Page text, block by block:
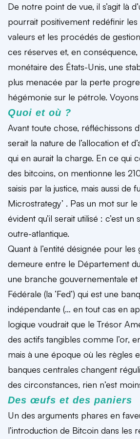
De notre point de vue, il s’agit là
pourrait positivement redéfinir
valeurs et les procédés de
ces réserves et, en conséquence,
monétaire des États-Unis, une
plus menacée par la perte
hégémonie sur le pétrole.
Quoi et où ?
Avant toute chose, réfléchissons
serait la nature de l’allocation et
qui en aurait la charge. En ce qui
des bitcoins, on mentionne les
saisis par la justice, mais aussi de
Microstrategy’ . Pas un mot sur
évident qu’il serait utilisé : c’est
outre-atlantique.
Quant à l’entité désignée pour les
demeure entre le Département
une branche gouvernementale et
Fédérale (la ‘Fed’) qui est une
indépendante (… en tout cas en
logique voudrait que le Trésor
des actifs tangibles comme l’or,
mais à une époque où les règles
banques centrales changent
des circonstances, rien n’est
Des œufs et des paniers
Un des arguments phares en
l’introduction de Bitcoin dans les